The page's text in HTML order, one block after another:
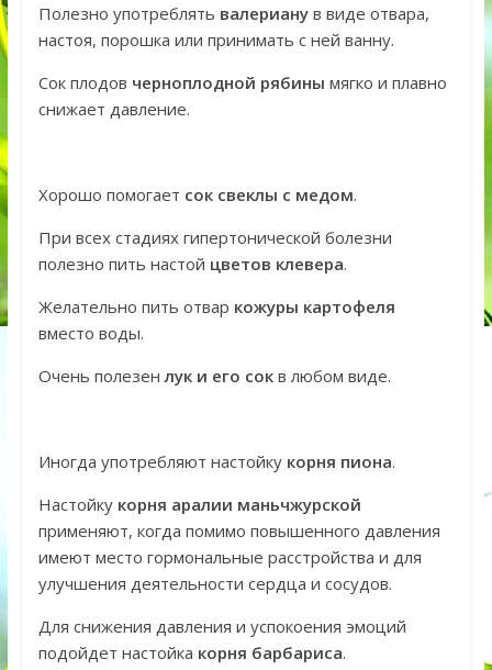
Полезно употреблять валерианув виде отвара,
настоя, порошка или принимать с ней ванну.
Сок плодов черноплодной рябины мягко и плавно
снижает давление.
Хорошо помогает сок свеклы с медом.
При всех стадиях гипертонической болезни
полезно пить настой цветов клевера.
Желательно пить отвар кожуры картофеля
вместо воды.
Очень полезенлук и его сокв любом виде.
Иногда употребляют настойку корня пиона.
Настойку корня аралии маньчжурской
применяют, когда помимо повышенного давления
имеют место гормональные расстройства и для
улучшения деятельности сердца и сосудов.
Для снижения давления и успокоения эмоций
подойдет настойка корня барбариса.